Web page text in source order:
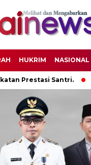
HUKRIM NASIONAL
Santri. Bupati